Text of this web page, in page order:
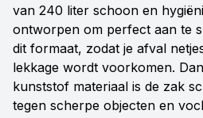
van 240 liter schoon en
ontworpen om perfect aan te
dit formaat, zodat je afval
lekkage wordt voorkomen.
kunststof materiaal is de zak
tegen scherpe objecten en